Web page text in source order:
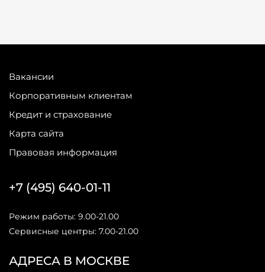
Вакансии
Корпоративным клиентам
Кредит и страхование
Карта сайта
Правовая информация
АДРЕСА В МОСКВЕ
+7 (495) 640-01-11
Режим работы: 9.00-21.00
Сервисные центры: 7.00-21.00